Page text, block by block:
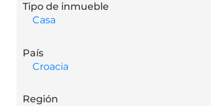
Tipo de inmueble
Casa
País
Croacia
Región